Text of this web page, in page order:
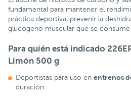
fundamental para mantener el
práctica deportiva, prevenir la
glucógeno muscular que se consume
Para quién está indicado
Limón 500 g
Deportistas para uso en entrenos
duración.